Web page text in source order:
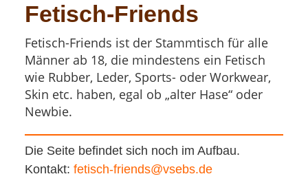
Fetisch-Friends
Fetisch-Friends ist der Stammtisch für alle
Männer ab 18, die mindestens ein Fetisch
wie Rubber, Leder, Sports- oder Workwear,
Skin etc. haben, egal ob „alter Hase“ oder
Newbie.
Die Seite befindet sich noch im Aufbau.
Kontakt: fetisch-friends@vsebs.de